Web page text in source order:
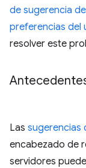
de sugerencia
preferencias del
resolver este
Las sugerencias
encabezado de
servidores